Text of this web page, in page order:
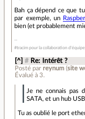
Bah ça dépend ce que
par exemple, un
bien (et probablement
#tracim pour la collaboration
[^] # Re: Intérêt ?
Posté par reynum(site
Évalué à 3.
Je ne connais pas
SATA, et un hub
Tu as oublié le port